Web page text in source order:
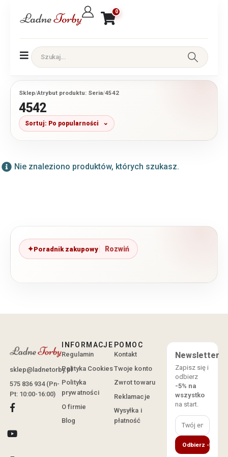
0
Sklep/Atrybut produktu: Seria/4542
4542
Sortuj: Po popularności
Nie znaleziono produktów, których szukasz.
Poradnik zakupowy
sklep@ladnetorby.pl
575 836 934 (Pn-
Pt: 10:00-16:00)
INFORMACJE
Regulamin
Polityka Cookies
Polityka
prywatności
O firmie
Blog
POMOC
Kontakt
Twoje konto
Zwrot towaru
Reklamacje
Wysyłka i
płatność
Newsletter
Zapisz się i
odbierz
-5% na
wszystko
na start.
Odbierz -5%